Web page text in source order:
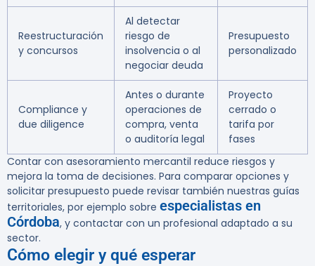
Reestructuración
y concursos
Al detectar
riesgo de
insolvencia o al
negociar deuda
Presupuesto
personalizado
Compliance y
due diligence
Antes o durante
operaciones de
compra, venta
o auditoría legal
Proyecto
cerrado o
tarifa por
fases
Contar con asesoramiento mercantil reduce riesgos y
mejora la toma de decisiones. Para comparar opciones y
solicitar presupuesto puede revisar también nuestras guías
territoriales, por ejemplo sobre especialistas en
Córdoba, y contactar con un profesional adaptado a su
sector.
Cómo elegir y qué esperar